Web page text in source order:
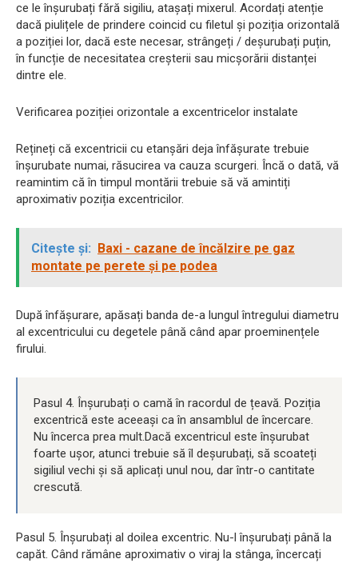
ce le înșurubați fără sigiliu, atașați mixerul. Acordați atenție
dacă piulițele de prindere coincid cu filetul și poziția orizontală
a poziției lor, dacă este necesar, strângeți / deșurubați puțin,
în funcție de necesitatea creșterii sau micșorării distanței
dintre ele.
Verificarea poziției orizontale a excentricelor instalate
Rețineți că excentricii cu etanșări deja înfășurate trebuie
înșurubate numai, răsucirea va cauza scurgeri. Încă o dată, vă
reamintim că în timpul montării trebuie să vă amintiți
aproximativ poziția excentricilor.
Citește și: Baxi - cazane de încălzire pe gaz
montate pe perete și pe podea
După înfășurare, apăsați banda de-a lungul întregului diametru
al excentricului cu degetele până când apar proeminențele
firului.
Pasul 4. Înșurubați o camă în racordul de țeavă. Poziția
excentrică este aceeași ca în ansamblul de încercare.
Nu încerca prea mult.Dacă excentricul este înșurubat
foarte ușor, atunci trebuie să îl deșurubați, să scoateți
sigiliul vechi și să aplicați unul nou, dar într-o cantitate
crescută.
Pasul 5. Înșurubați al doilea excentric. Nu-l înșurubați până la
capăt. Când rămâne aproximativ o viraj la stânga, încercați